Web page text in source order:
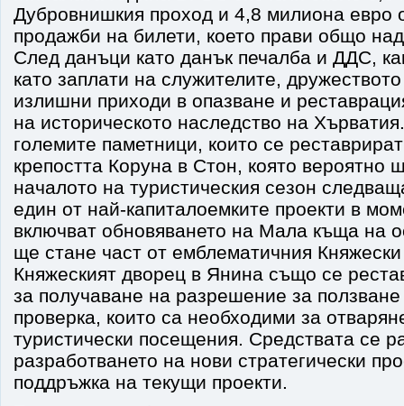
Дубровнишкия проход и 4,8 милиона евро
продажби на билети, което прави общо
След данъци като данък печалба и ДДС,
като заплати на служителите,
излишни приходи в опазване и
на историческото наследство на
големите паметници, които се
крепостта Коруна в Стон, която вероятно
началото на туристическия сезон
един от най-капиталоемките проекти в
включват обновяването на Мала къща на
ще стане част от емблематичния
Княжеският дворец в Янина също се
за получаване на разрешение за ползване
проверка, които са необходими за
туристически посещения. Средствата се
разработването на нови стратегически
поддръжка на текущи проекти.